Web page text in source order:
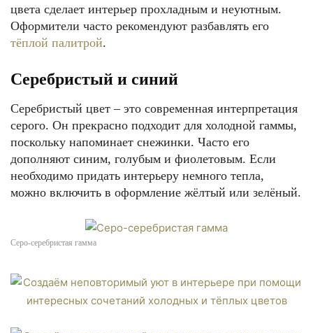
цвета сделает интерьер прохладным и неуютным.
Оформители часто рекомендуют разбавлять его
тёплой палитрой.
Серебристый и синий
Серебристый цвет – это современная интерпретация
серого. Он прекрасно подходит для холодной гаммы,
поскольку напоминает снежинки. Часто его
дополняют синим, голубым и фиолетовым. Если
необходимо придать интерьеру немного тепла,
можно включить в оформление жёлтый или зелёный.
Серо-серебристая гамма